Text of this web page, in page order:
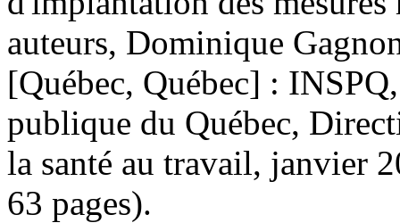
auteurs, Dominique
[Québec, Québec] :
publique du Québec,
la santé au travail, janvier
63 pages).